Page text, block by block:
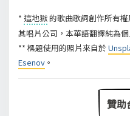
* 這地獄的歌曲歌詞創作所有
其唱片公司，本華語翻譯純為
** 標題使用的照片來自於
Esenov 。
贊助